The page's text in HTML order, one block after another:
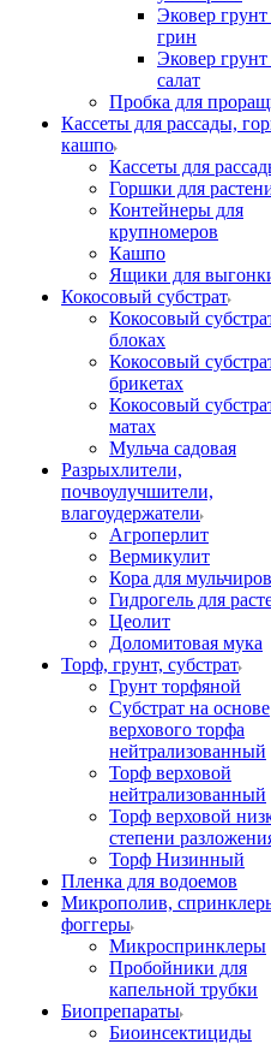
Эковер
грин
Эковер
салат
Пробка для
Кассеты для рассады,
кашпо
Кассеты для
Горшки для
Контейнеры для
крупномеров
Кашпо
Ящики для
Кокосовый субстрат
Кокосовый
блоках
Кокосовый
брикетах
Кокосовый
матах
Мульча садовая
Разрыхлители,
почвоулучшители,
влагоудержатели
Агроперлит
Вермикулит
Кора для
Гидрогель для
Цеолит
Доломитовая мука
Торф, грунт, субстрат
Грунт торфяной
Субстрат на основе
верхового торфа
нейтрализованный
Торф верховой
нейтрализованный
Торф верховой
степени
Торф Низинный
Пленка для водоемов
Микрополив,
фоггеры
Микроспринклеры
Пробойники для
капельной трубки
Биопрепараты
Биоинсектициды